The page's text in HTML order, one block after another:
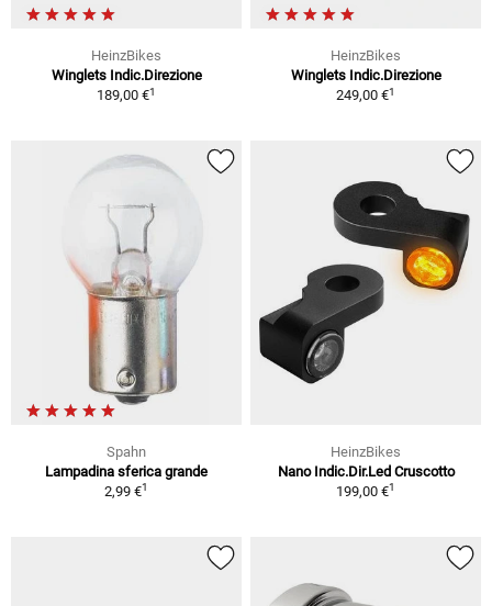
HeinzBikes
Winglets Indic.Direzione
189,00 €1
HeinzBikes
Winglets Indic.Direzione
249,00 €1
Spahn
Lampadina sferica grande
2,99 €1
HeinzBikes
Nano Indic.Dir.Led Cruscotto
199,00 €1